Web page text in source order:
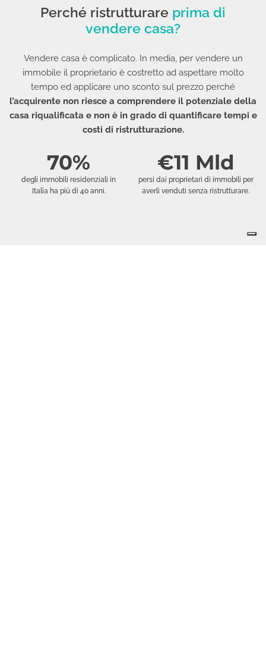
Perché ristrutturare prima di
vendere casa?
Vendere casa è complicato. In media, per vendere un
immobile il proprietario è costretto ad aspettare molto
tempo ed applicare uno sconto sul prezzo perché
l’acquirente non riesce a comprendere il potenziale della
casa riqualificata e non è in grado di quantificare tempi e
costi di ristrutturazione.
70%
degli immobili residenziali in
Italia ha più di 40 anni.
€11 Mld
persi dai proprietari di immobili per
averli venduti senza ristrutturare.